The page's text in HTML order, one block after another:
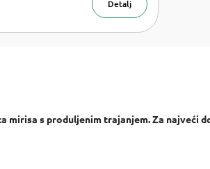
Detalj
mirisa s produljenim trajanjem. Za najveći